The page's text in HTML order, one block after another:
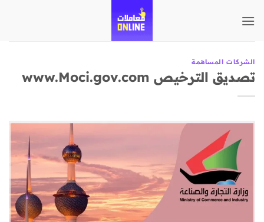
للمحتوى
الشركات المساهمة
تصديق الترخيص www.Moci.gov.com